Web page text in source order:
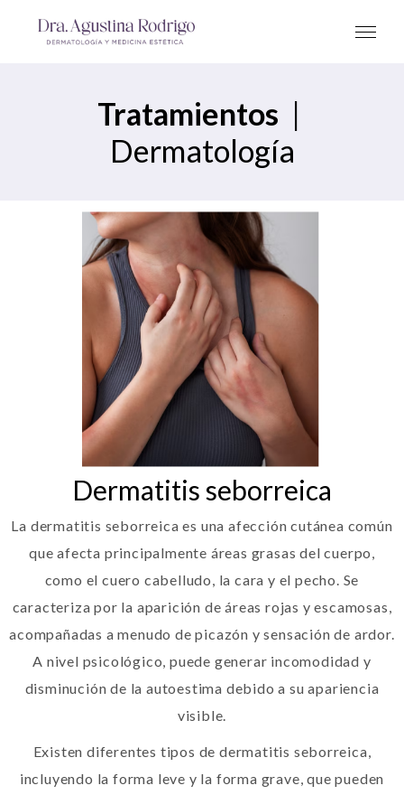
Tratamientos |
Dermatología
Dermatitis seborreica
La dermatitis seborreica es una afección cutánea común
que afecta principalmente áreas grasas del cuerpo,
como el cuero cabelludo, la cara y el pecho. Se
caracteriza por la aparición de áreas rojas y escamosas,
acompañadas a menudo de picazón y sensación de ardor.
A nivel psicológico, puede generar incomodidad y
disminución de la autoestima debido a su apariencia
visible.
Existen diferentes tipos de dermatitis seborreica,
incluyendo la forma leve y la forma grave, que pueden